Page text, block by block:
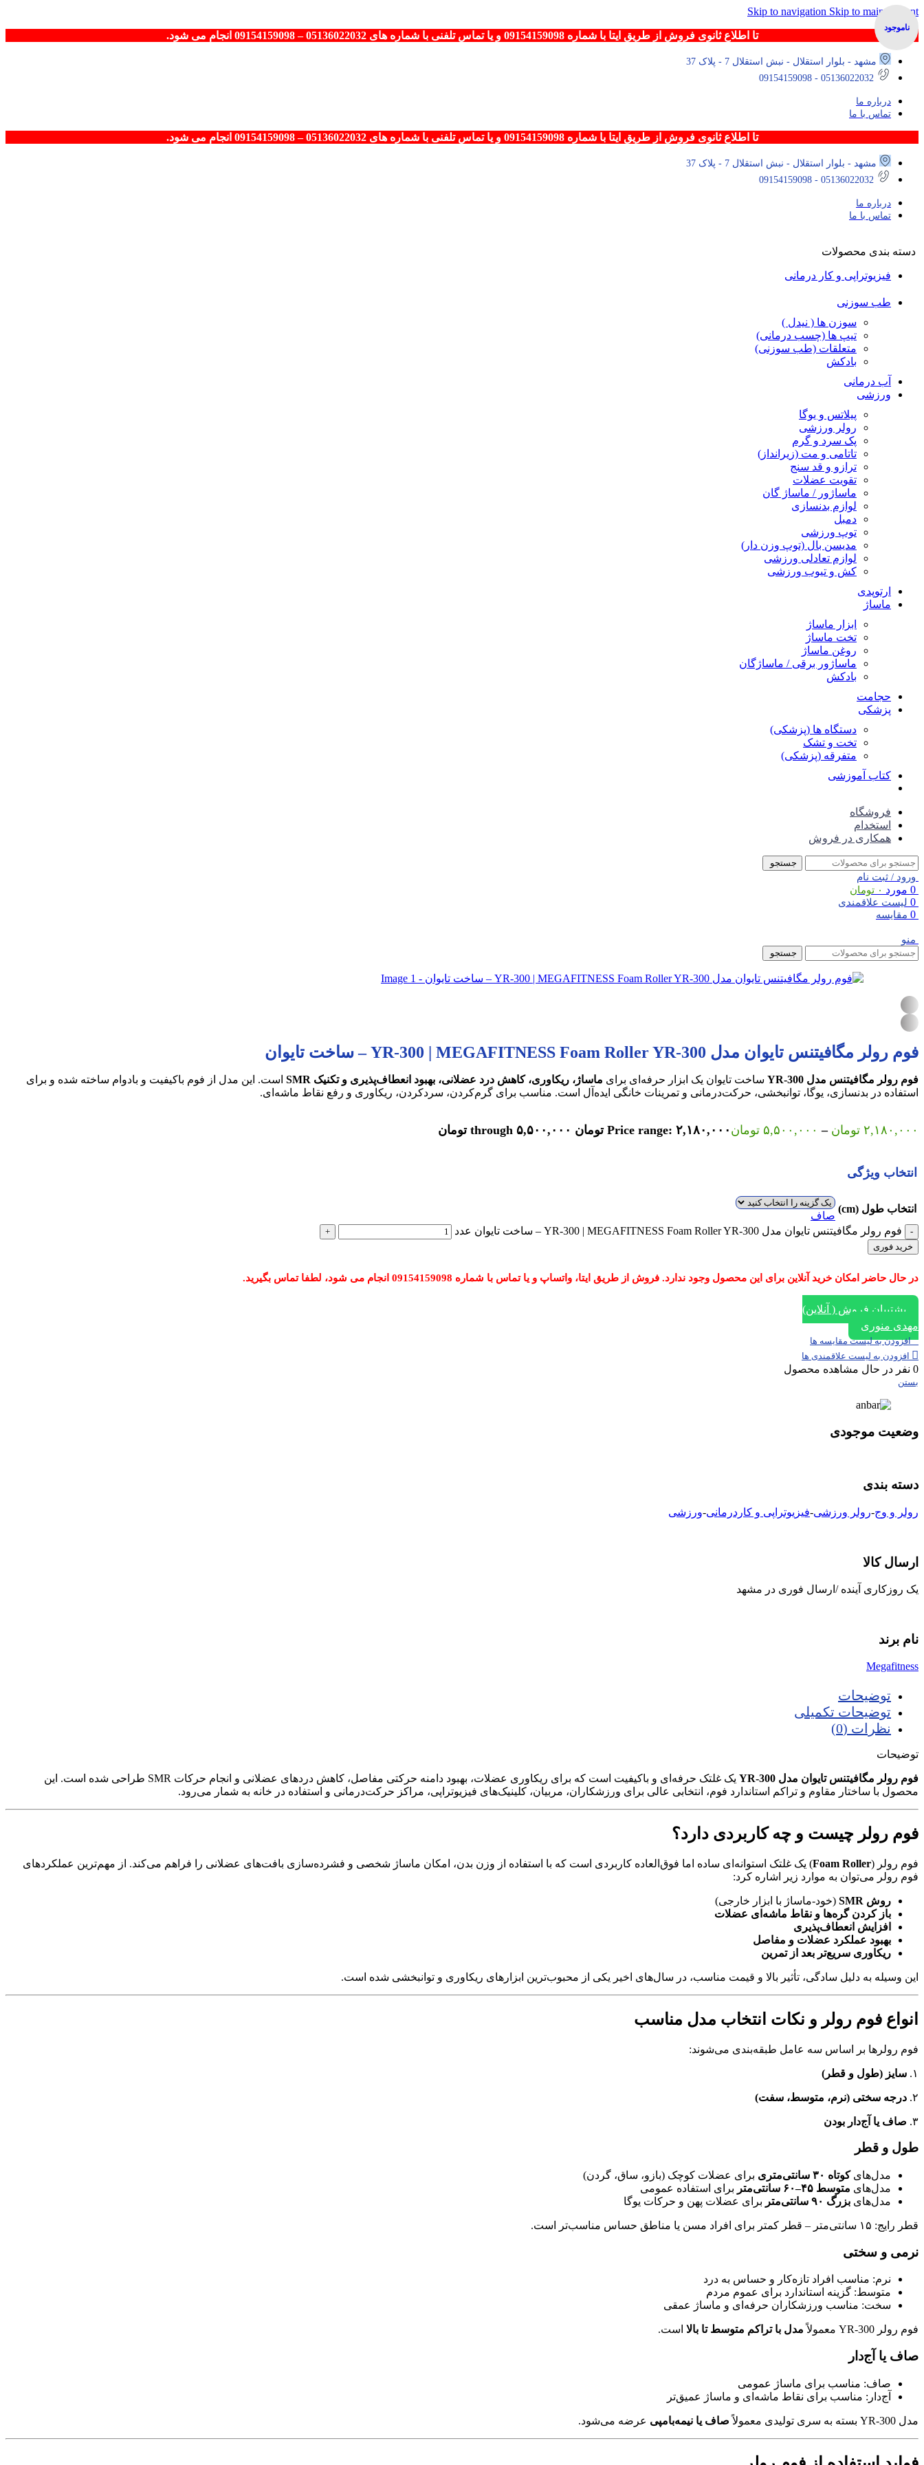
Skip to navigation Skip to main content
تا اطلاع ثانوی فروش از طریق ایتا با شماره 09154159098 و یا تماس تلفنی با شماره های 05136022032 – 09154159098 انجام می شود.
مشهد - بلوار استقلال - نبش استقلال 7 - پلاک 37
05136022032 - 09154159098
درباره ما
تماس با ما
تا اطلاع ثانوی فروش از طریق ایتا با شماره 09154159098 و یا تماس تلفنی با شماره های 05136022032 – 09154159098 انجام می شود.
مشهد - بلوار استقلال - نبش استقلال 7 - پلاک 37
05136022032 - 09154159098
درباره ما
تماس با ما
دسته بندی محصولات
فیزیوتراپی و کار درمانی
طب سوزنی
سوزن ها ( نیدل )
تیپ ها (چسب درمانی)
متعلقات (طب سوزنی)
بادکش
آب درمانی
ورزشی
پیلاتس و یوگا
رولر ورزشی
پک سرد و گرم
تاتامی و مت (زیرانداز)
ترازو و قد سنج
تقویت عضلات
ماساژور / ماساژ گان
لوازم بدنسازی
دمبل
توپ ورزشی
مدیسن بال (توپ وزن دار)
لوازم تعادلی ورزشی
کش و تیوب ورزشی
ارتوپدی
ماساژ
ابزار ماساژ
تخت ماساژ
روغن ماساژ
ماساژور برقی / ماساژگان
بادکش
حجامت
پزشکی
دستگاه ها (پزشکی)
تخت و تشک
متفرقه (پزشکی)
کتاب آموزشی
فروشگاه
استخدام
همکاری در فروش
جستجو
ورود / ثبت نام
0 مورد ۰ تومان
0 لیست علاقمندی
0 مقایسه
منو
جستجو
فوم رولر مگافیتنس تایوان مدل YR-300 | MEGAFITNESS Foam Roller YR-300 – ساخت تایوان
فوم رولر مگافیتنس مدل YR-300 ساخت تایوان یک ابزار حرفه‌ای برای ماساژ، ریکاوری، کاهش درد عضلانی، بهبود انعطاف‌پذیری و تکنیک SMR
است. این مدل از فوم باکیفیت و بادوام ساخته شده و برای
استفاده در بدنسازی، یوگا، توانبخشی، حرکت‌درمانی و تمرینات خانگی ایده‌آل است. مناسب برای گرم‌کردن، سردکردن، ریکاوری و رفع نقاط ماشه‌ای.
۲,۱۸۰,۰۰۰ تومان – ۵,۵۰۰,۰۰۰ تومان Price range: ۲,۱۸۰,۰۰۰ تومان through ۵,۵۰۰,۰۰۰ تومان
انتخاب طول (cm)
صاف
فوم رولر مگافیتنس تایوان مدل YR-300 | MEGAFITNESS Foam Roller YR-300 – ساخت تایوان عدد
خرید فوری
در حال حاضر امکان خرید آنلاین برای این محصول وجود ندارد. فروش از طریق ایتا، واتساپ و یا تماس با شماره 09154159098 انجام می شود، لطفا تماس بگیرید.
پشتیبان فروش ( آنلاین)
مهدی منوری
افزودن به لیست مقایسه ها
افزودن به لیست علاقمندی ها
0 نفر در حال مشاهده محصول
بستن
وضعیت موجودی
دسته بندی
رولر و وج-رولر ورزشی-فیزیوتراپی و کاردرمانی-ورزشی
ارسال کالا
یک روزکاری آینده /ارسال فوری در مشهد
نام برند
Megafitness
توضیحات
توضیحات تکمیلی
نظرات (0)
توضیحات
فوم رولر مگافیتنس تایوان مدل YR-300
یک غلتک حرفه‌ای و باکیفیت است که برای ریکاوری عضلات، بهبود دامنه حرکتی مفاصل، کاهش دردهای عضلانی و انجام حرکات SMR طراحی شده است. این
محصول با ساختار مقاوم و تراکم استاندارد فوم، انتخابی عالی برای ورزشکاران، مربیان، کلینیک‌های فیزیوتراپی، مراکز حرکت‌درمانی و استفاده در خانه به شمار می‌رود.
فوم رولر چیست و چه کاربردی دارد؟
فوم رولر (Foam Roller) یک غلتک استوانه‌ای ساده اما فوق‌العاده کاربردی است که با استفاده از وزن بدن، امکان ماساژ شخصی و فشرده‌سازی بافت‌های عضلانی را فراهم می‌کند. از مهم‌ترین عملکردهای
فوم رولر می‌توان به موارد زیر اشاره کرد:
روش SMR
(خود-ماساژ با ابزار خارجی)
باز کردن گره‌ها و نقاط ماشه‌ای عضلات
افزایش انعطاف‌پذیری
بهبود عملکرد عضلات و مفاصل
ریکاوری سریع‌تر بعد از تمرین
این وسیله به دلیل سادگی، تأثیر بالا و قیمت مناسب، در سال‌های اخیر یکی از محبوب‌ترین ابزارهای ریکاوری و توانبخشی شده است.
انواع فوم رولر و نکات انتخاب مدل مناسب
فوم رولرها بر اساس سه عامل طبقه‌بندی می‌شوند:
۱. سایز (طول و قطر)
۲. درجه سختی (نرم، متوسط، سفت)
۳. صاف یا آج‌دار بودن
طول و قطر
مدل‌هایکوتاه ۳۰ سانتی‌متری
برای عضلات کوچک (بازو، ساق، گردن)
مدل‌های متوسط ۴۵–۶۰ سانتی‌متر
برای استفاده عمومی
مدل‌های بزرگ ۹۰ سانتی‌متر برای عضلات پهن و حرکات یوگا
قطر رایج: ۱۵ سانتی‌متر – قطر کمتر برای افراد مسن یا مناطق حساس مناسب‌تر است.
نرمی و سختی
نرم: مناسب افراد تازه‌کار و حساس به درد
متوسط: گزینه استاندارد برای عموم مردم
سخت: مناسب ورزشکاران حرفه‌ای و ماساژ عمقی
فوم رولر YR-300 معمولاً مدل با تراکم متوسط تا بالا است.
صاف یا آج‌دار
صاف: مناسب برای ماساژ عمومی
آج‌دار: مناسب برای نقاط ماشه‌ای و ماساژ عمیق‌تر
مدل YR-300 بسته به سری تولیدی معمولاً صاف یا نیمه‌بامپی عرضه می‌شود.
ناموجود